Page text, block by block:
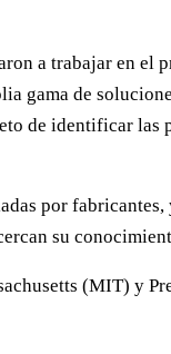
a trabajar en
gama de
de identificar
por
su
(MIT) y